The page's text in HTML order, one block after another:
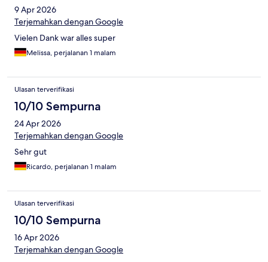
9 Apr 2026
Terjemahkan dengan Google
Vielen Dank war alles super
Melissa, perjalanan 1 malam
Ulasan terverifikasi
10/10 Sempurna
24 Apr 2026
Terjemahkan dengan Google
Sehr gut
Ricardo, perjalanan 1 malam
Ulasan terverifikasi
10/10 Sempurna
16 Apr 2026
Terjemahkan dengan Google